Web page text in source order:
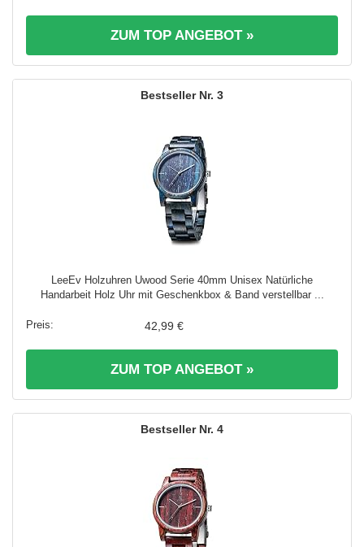
ZUM TOP ANGEBOT »
3
LeeEv Holzuhren Uwood Serie 40mm Unisex Natürliche
Handarbeit Holz Uhr mit Geschenkbox & Band verstellbar ...
42,99 €
ZUM TOP ANGEBOT »
4